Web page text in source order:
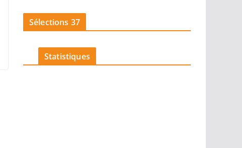
Sélections 37
Statistiques